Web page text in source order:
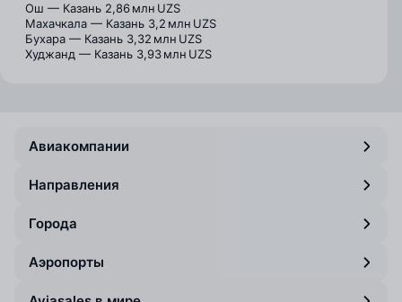
Ош — Казань 2,86 млн UZS
Махачкала — Казань 3,2 млн UZS
Бухара — Казань 3,32 млн UZS
Худжанд — Казань 3,93 млн UZS
Авиакомпании
Направления
Города
Аэропорты